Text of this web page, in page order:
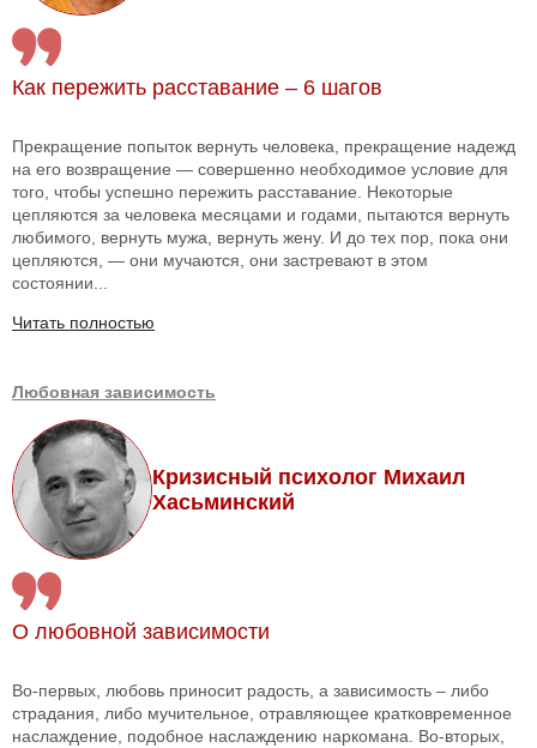
Как пережить расставание – 6 шагов
Прекращение попыток вернуть человека, прекращение надежд
на его возвращение — совершенно необходимое условие для
того, чтобы успешно пережить расставание. Некоторые
цепляются за человека месяцами и годами, пытаются вернуть
любимого, вернуть мужа, вернуть жену. И до тех пор, пока они
цепляются, — они мучаются, они застревают в этом
состоянии...
Читать полностью
Любовная зависимость
Кризисный психолог Михаил
Хасьминский
О любовной зависимости
Во-первых, любовь приносит радость, а зависимость – либо
страдания, либо мучительное, отравляющее кратковременное
наслаждение, подобное наслаждению наркомана. Во-вторых,